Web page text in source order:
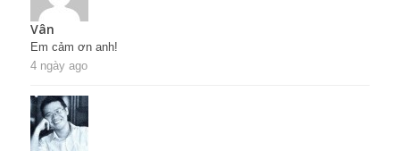
Vân
Em cảm ơn anh!
4 ngày ago